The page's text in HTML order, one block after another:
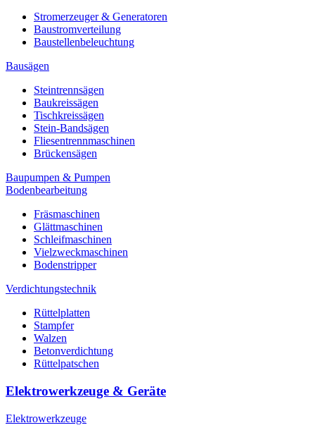
Stromerzeuger & Generatoren
Baustromverteilung
Baustellenbeleuchtung
Bausägen
Steintrennsägen
Baukreissägen
Tischkreissägen
Stein-Bandsägen
Fliesentrennmaschinen
Brückensägen
Baupumpen & Pumpen
Bodenbearbeitung
Fräsmaschinen
Glättmaschinen
Schleifmaschinen
Vielzweckmaschinen
Bodenstripper
Verdichtungstechnik
Rüttelplatten
Stampfer
Walzen
Betonverdichtung
Rüttelpatschen
Elektrowerkzeuge & Geräte
Elektrowerkzeuge